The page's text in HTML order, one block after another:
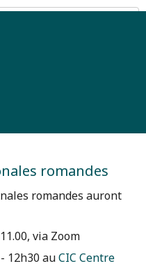
romandes
romandes auront
via Zoom
12h30 auCIC Centre